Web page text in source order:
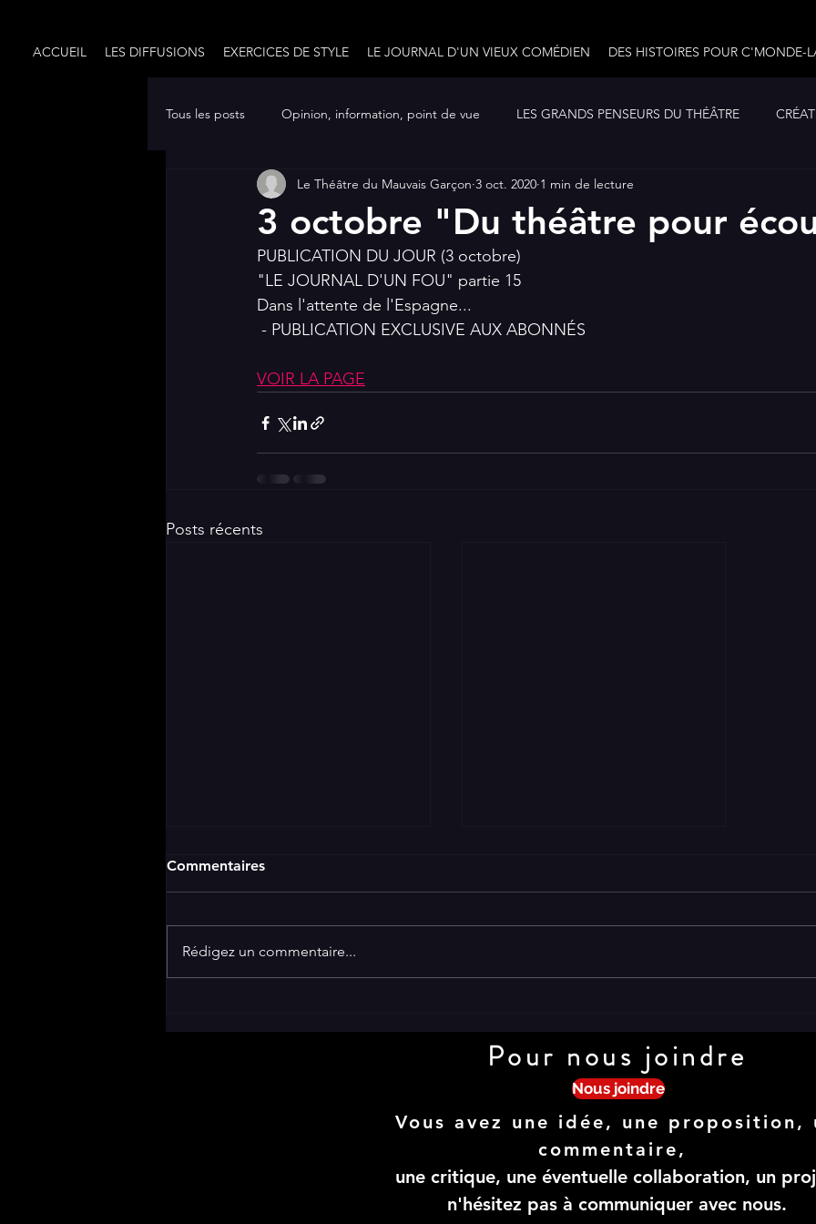
ACCUEIL LES DIFFUSIONS EXERCICES DE STYLE LE JOURNAL D'UN VIEUX COMÉDIEN DES HISTOIRES POUR C'MONDE-
Tous les posts Opinion, information, point de vue LES GRANDS PENSEURS DU THÉÂTRE
CRÉATION (texte de théâtre) 10 ouvrages à lire... LE JOURNAL D'UN VIEUX COMÉDIEN
EXERCICES DE STYLE
3 octobre "Du théâtre pour
Le Théâtre du Mauvais Garçon 3 oct. 2020 1 min de lecture
PUBLICATION DU JOUR (3 octobre)
"LE JOURNAL D'UN FOU" partie 15
Dans l'attente de l'Espagne...
- PUBLICATION EXCLUSIVE AUX ABONNÉS
VOIR LA PAGE
Posts récents
"RED FLAG"
intérieurs"
Commentaires
Rédigez un commentaire...
Pour nous joindre
Nous joindre
Vous avez une idée, une proposition,
commentaire,
une critique, une éventuelle collaboration, un
n'hésitez pas à communiquer avec nous.